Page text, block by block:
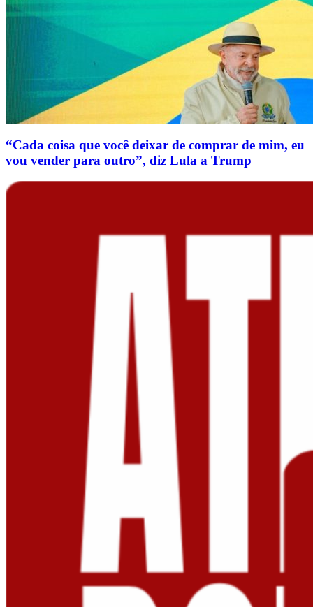
“Cada coisa que você deixar de comprar de mim, eu
vou vender para outro”, diz Lula a Trump